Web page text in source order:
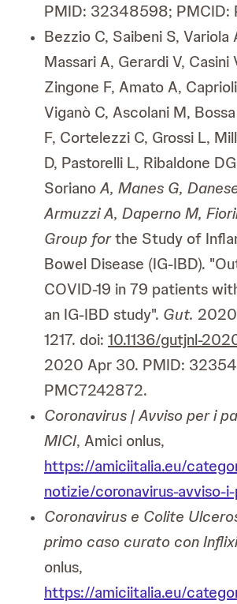
PMID: 32348598; PMCID:
Bezzio C, Saibeni S, Variola
Massari A, Gerardi V, Casini
Zingone F, Amato A,
Viganò C, Ascolani M,
F, Cortelezzi C, Grossi L,
D, Pastorelli L, Ribaldone
SorianoA, Manes G,
Armuzzi A, Daperno M,
Group forthe Study of
Bowel Disease (IG-IBD).
COVID-19 in 79 patients
an IG-IBD study". Gut. 2020
1217. doi: 10.1136/gutjnl-
2020 Apr 30. PMID:
PMC7242872.
Coronavirus | Avviso per i
MICI, Amici onlus,
https://amiciitalia.eu/
notizie/coronavirus-avviso-
Coronavirus e Colite
primo caso curato con
onlus,
https://amiciitalia.eu/